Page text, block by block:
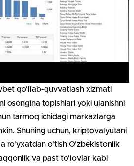
qo'llab-quvvatlash xizmati
osongina topishlari yoki ulanishni
tarmoq ichidagi markazlarga
Shuning uchun, kriptovalyutani
ro'yxatdan o'tish O'zbekistonlik
va past to'lovlar kabi